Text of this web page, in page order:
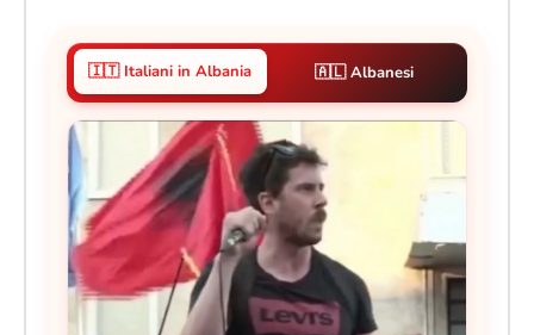
🇮🇹 Italiani in Albania 🇦🇱 Albanesi